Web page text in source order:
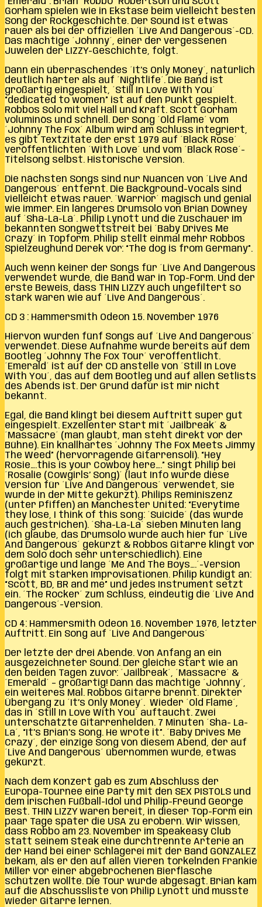
Gorham spielen wie in Ekstase beim vielleicht besten
Song der Rockgeschichte. Der Sound ist etwas
rauer als bei der offiziellen ´Live And Dangerous´-CD.
Das mächtige ´Johnny´, einer der vergessenen
Juwelen der LIZZY-Geschichte, folgt.
Dann ein überraschendes ´It’s Only Money´, natürlich
deutlich härter als auf ´Nightlife´. Die Band ist
großartig eingespielt, ´Still In Love With You´
“dedicated to women” ist auf den Punkt gespielt.
Robbos Solo mit viel Hall und Kraft. Scott Gorham
voluminös und schnell. Der Song ´Old Flame´ vom
´Johnny The Fox´ Album wird am Schluss integriert,
es gibt Textzitate der erst 1979 auf ´Black Rose´
veröffentlichten ´With Love´ und vom ´Black Rose´-
Titelsong selbst. Historische Version.
Die nächsten Songs sind nur Nuancen von ´Live And
Dangerous´ entfernt. Die Background-Vocals sind
vielleicht etwas rauer. ´Warrior´ magisch und genial
wie immer. Ein längeres Drumsolo von Brian Downey
auf ´Sha-La-La´. Philip Lynott und die Zuschauer im
bekannten Songwettstreit bei ´Baby Drives Me
Crazy´ in Topform. Philip stellt einmal mehr Robbos
Spielzeughund Derek vor: “The dog is from Germany”.
Auch wenn keiner der Songs für ´Live And Dangerous
verwendet wurde, die Band war in Top-Form. Und der
erste Beweis, dass THIN LIZZY auch ungefiltert so
stark waren wie auf ´Live And Dangerous´.
CD 3 : Hammersmith Odeon 15. November 1976
Hiervon wurden fünf Songs auf ´Live And Dangerous´
verwendet. Diese Aufnahme wurde bereits auf dem
Bootleg ´Johnny The Fox Tour´ veröffentlicht.
´Emerald´ ist auf der CD anstelle von ´Still In Love
With You´, das auf dem Bootleg und auf allen Setlists
des Abends ist. Der Grund dafür ist mir nicht
bekannt.
Egal, die Band klingt bei diesem Auftritt super gut
eingespielt. Exzellenter Start mit ´Jailbreak´ &
´Massacre´ (man glaubt, man steht direkt vor der
Bühne). Ein knallhartes ´Johnny The Fox Meets Jimmy
The Weed” (hervorragende Gitarrensoli). “Hey
Rosie….this is your Cowboy here….” singt Philip bei
´Rosalie (Cowgirls’ Song)´ (laut Info wurde diese
Version für ´Live And Dangerous´ verwendet, sie
wurde in der Mitte gekürzt). Philips Reminiszenz
(unter Pfiffen) an Manchester United: “Everytime
they lose, I think of this song: ´Suicide´ (das wurde
auch gestrichen). ´Sha-La-La´ sieben Minuten lang
(ich glaube, das Drumsolo wurde auch hier für ´Live
And Dangerous´ gekürzt & Robbos Gitarre klingt vor
dem Solo doch sehr unterschiedlich). Eine
großartige und lange ´Me And The Boys….´-Version
folgt mit starken Improvisationen. Philip kündigt an:
“Scott, BD, BR and me” und jedes Instrument setzt
ein. ´The Rocker´ zum Schluss, eindeutig die ´Live And
Dangerous´-Version.
CD 4: Hammersmith Odeon 16. November 1976, letzter
Auftritt. Ein Song auf ´Live And Dangerous´
Der letzte der drei Abende. Von Anfang an ein
ausgezeichneter Sound. Der gleiche Start wie an
den beiden Tagen zuvor: ´Jailbreak´, ´Massacre´ &
´Emerald´ – großartig! Dann das mächtige ´Johnny´,
ein weiteres Mal. Robbos Gitarre brennt. Direkter
Übergang zu ´It’s Only Money´. Wieder ´Old Flame´,
das in ´Still In Love With You´ auftaucht. Zwei
unterschätzte Gitarrenhelden. 7 Minuten ´Sha- La-
La´, “It’s Brian’s Song. He wrote it”. ´Baby Drives Me
Crazy´, der einzige Song von diesem Abend, der auf
´Live And Dangerous´ übernommen wurde, etwas
gekürzt.
Nach dem Konzert gab es zum Abschluss der
Europa-Tournee eine Party mit den SEX PISTOLS und
dem irischen Fußball-Idol und Philip-Freund George
Best. THIN LIZZY waren bereit, in dieser Top-Form ein
paar Tage später die USA zu erobern. Wir wissen,
dass Robbo am 23. November im Speakeasy Club
statt seinem Steak eine durchtrennte Arterie an
der Hand bei einer Schlägerei mit der Band GONZALEZ
bekam, als er den auf allen Vieren torkelnden Frankie
Miller vor einer abgebrochenen Bierflasche
schützen wollte. Die Tour wurde abgesagt. Brian kam
auf die Abschussliste von Philip Lynott und musste
wieder Gitarre lernen.